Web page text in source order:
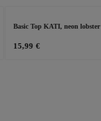
Basic Top KATI, neon lobster
15,99 €